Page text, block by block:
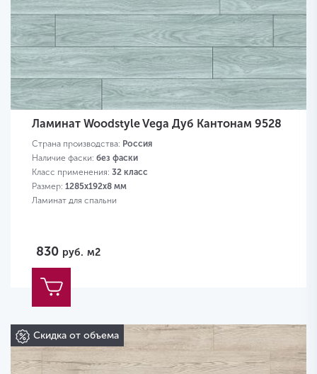
Ламинат Woodstyle Vega Дуб Кантонам 9528
Страна производства: Россия
Наличие фаски: без фаски
Класс применения: 32 класс
Размер: 1285х192х8 мм
Ламинат для спальни
830 руб. м2
Скидка от объема